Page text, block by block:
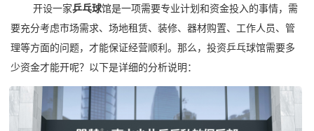
开设一家乒乓球馆是一项需要专业计划和资金投入的事情，需
要充分考虑市场需求、场地租赁、装修、器材购置、工作人员、管
理等方面的问题，才能保证经营顺利。那么，投资乒乓球馆需要多
少资金才能开呢？以下是详细的分析说明：